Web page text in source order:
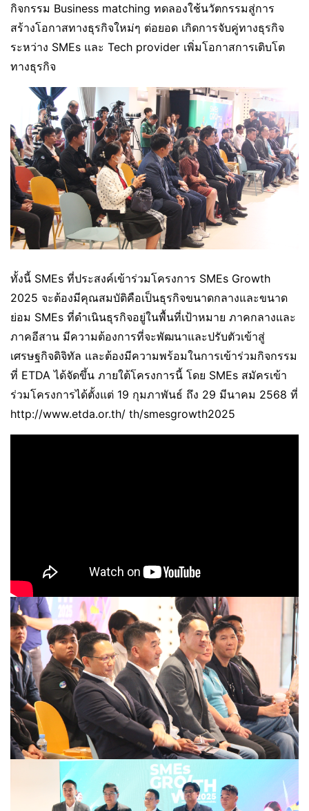
กิจกรรม Business matching ทดลองใช้นวัตกรรมสู่การ
สร้างโอกาสทางธุรกิจใหม่ๆ ต่อยอด เกิดการจับคู่ทางธุรกิจ
ระหว่าง SMEs และ Tech provider เพิ่มโอกาสการเติบโต
ทางธุรกิจ
ทั้งนี้ SMEs ที่ประสงค์เข้าร่วมโครงการ SMEs Growth
2025 จะต้องมีคุณสมบัติคือเป็นธุรกิจขนาดกลางและขนาด
ย่อม SMEs ที่ดำเนินธุรกิจอยู่ในพื้นที่เป้าหมาย ภาคกลางและ
ภาคอีสาน มีความต้องการที่จะพัฒนาและปรับตัวเข้าสู่
เศรษฐกิจดิจิทัล และต้องมีความพร้อมในการเข้าร่วมกิจกรรม
ที่ ETDA ได้จัดขึ้น ภายใต้โครงการนี้ โดย SMEs สมัครเข้า
ร่วมโครงการได้ตั้งแต่ 19 กุมภาพันธ์ ถึง 29 มีนาคม 2568 ที่
http://www.etda.or.th/ th/smesgrowth2025